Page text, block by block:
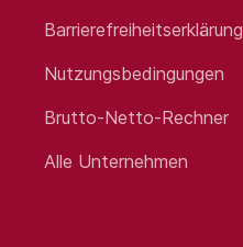
Barrierefreiheitserklärung
Nutzungsbedingungen
Brutto-Netto-Rechner
Alle Unternehmen